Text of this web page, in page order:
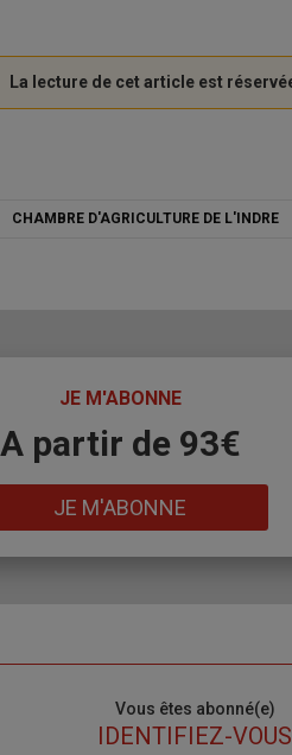
CHAMBRE D'AGRICULTURE DE L'INDRE
JE M'ABONNE
A partir de 93€
JE M'ABONNE
Vous êtes abonné(e)
IDENTIFIEZ-VOUS